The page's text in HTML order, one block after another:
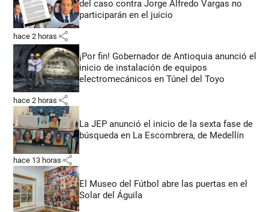
del caso contra Jorge Alfredo Vargas no
participarán en el juicio
hace 2 horas share
¡Por fin! Gobernador de Antioquia anunció el
inicio de instalación de equipos
electromecánicos en Túnel del Toyo
hace 2 horas share
La JEP anunció el inicio de la sexta fase de
búsqueda en La Escombrera, de Medellín
hace 13 horas share
El Museo del Fútbol abre las puertas en el
Solar del Águila